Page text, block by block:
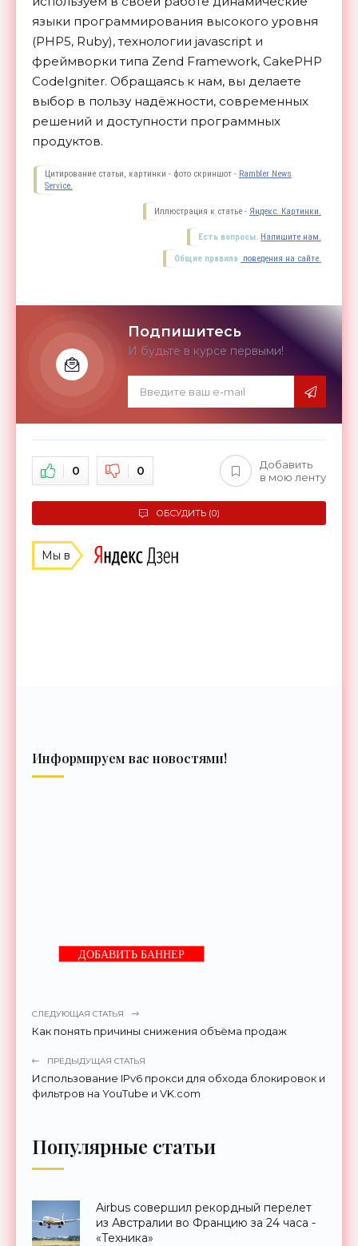
языки программирования высокого уровня
(PHР5, Ruby), технологии jаvascript и
фреймворки типа Zend Framework, CakePHP
CodeIgniter. Обращаясь к нам, вы делаете
выбор в пользу надёжности, современных
решений и доступности программных
продуктов.
Цитирование статьи, картинки - фото скриншот - Rambler News
Service.
Иллюстрация к статье - Яндекс. Картинки.
Есть вопросы. Напишите нам.
Общие правила поведения на сайте.
Подпишитесь
И будьте в курсе первыми!
0 0
Добавить
в мою ленту
ОБСУДИТЬ (0)
Мы в
Информируем вас новостями!
ДОБАВИТЬ БАННЕР
СЛЕДУЮЩАЯ СТАТЬЯ
Как понять причины снижения объёма продаж
ПРЕДЫДУЩАЯ СТАТЬЯ
Использование IPv6 прокси для обхода блокировок и
фильтров на YouTube и VK.com
Популярные статьи
Airbus совершил рекордный перелет
из Австралии во Францию за 24 часа -
«Техника»